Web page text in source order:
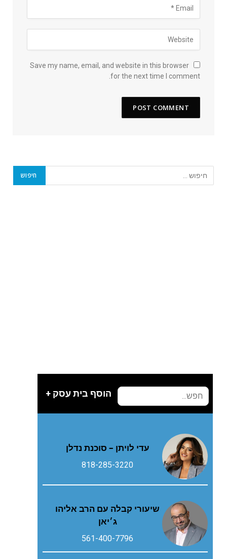
Save my name, email, and website in this browser
for the next time I comment.
הוסף בית עסק +
עדי לויתן – סוכנת נדלן
818-285-3220
שיעורי קבלה עם הרב אליהו
ג׳יאן
561-400-7796